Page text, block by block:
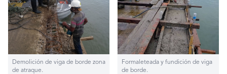
Demolición de viga de borde zona
de atraque.
Formaleteada y fundición de viga
de borde.